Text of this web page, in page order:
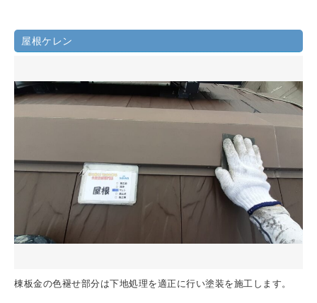
屋根ケレン
棟板金の色褪せ部分は下地処理を適正に行い塗装を施工します。